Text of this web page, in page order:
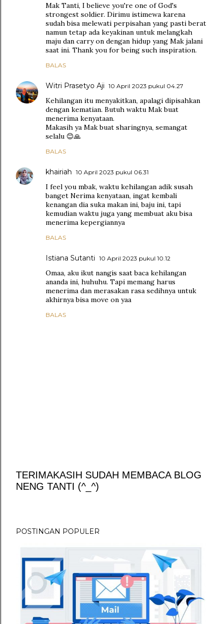
Mak Tanti, I believe you're one of God's
strongest soldier. Dirimu istimewa karena
sudah bisa melewati perpisahan yang pasti berat
namun tetap ada keyakinan untuk melangkah
maju dan carry on dengan hidup yang Mak jalani
saat ini. Thank you for being such inspiration.
BALAS
Witri Prasetyo Aji 10 April 2023 pukul 04.27
Kehilangan itu menyakitkan, apalagi dipisahkan
dengan kematian. Butuh waktu Mak buat
menerima kenyataan.
Makasih ya Mak buat sharingnya, semangat
selalu 😊🙏
BALAS
khairiah 10 April 2023 pukul 06.31
I feel you mbak, waktu kehilangan adik susah
banget Nerima kenyataan, ingat kembali
kenangan dia suka makan ini, baju ini, tapi
kemudian waktu juga yang membuat aku bisa
menerima kepergiannya
BALAS
Istiana Sutanti 10 April 2023 pukul 10.12
Omaa, aku ikut nangis saat baca kehilangan
ananda ini, huhuhu. Tapi memang harus
menerima dan merasakan rasa sedihnya untuk
akhirnya bisa move on yaa
BALAS
P
i
m
TERIMAKASIH SUDAH MEMBACA BLOG
NENG TANTI (^_^)
POSTINGAN POPULER